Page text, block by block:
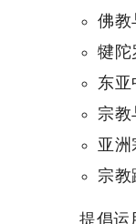
佛教
犍陀
东亚
宗教
亚洲
宗教
提倡运